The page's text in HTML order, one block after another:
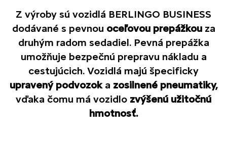
Z výroby sú vozidlá BERLINGO BUSINESS
dodávané s pevnou oceľovou prepážkouza
druhým radom sedadiel. Pevná prepážka
umožňuje bezpečnú prepravu nákladu a
cestujúcich. Vozidlá majú špecificky
upravený podvozok a zosilnené pneumatiky,
vďaka čomu má vozidlo zvýšenú užitočnú
hmotnosť.